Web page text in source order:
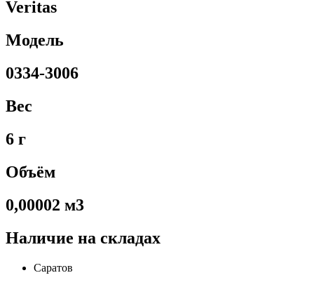
Veritas
Модель
0334-3006
Вес
6 г
Объём
0,00002 м3
Наличие на складах
Саратов